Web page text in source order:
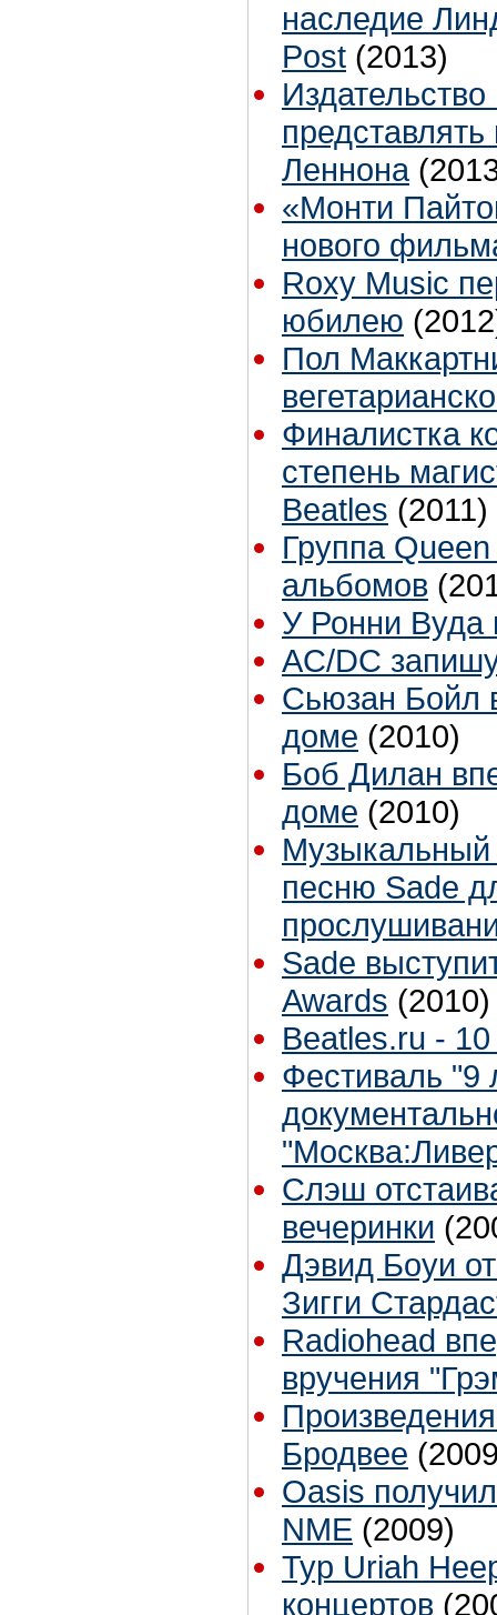
наследие
Post (2013)
Леннона
«Монти
нового
Roxy Music
юбилею
Пол
Финалистка
степень
Beatles (2011)
Группа
альбомов
У Ронни Вуда
AC/DC
Сьюзан Бойл
доме (2010)
Боб Дилан
доме (2010)
Музыкальный
песню Sade
Sade
Awards (2010)
Beatles.ru - 10
Фестиваль "9
Слэш
вечеринки
Дэвид Боуи
Зигги
Radiohead
вручения
Бродвее
Oasis
NME (2009)
Тур Uriah
концертов